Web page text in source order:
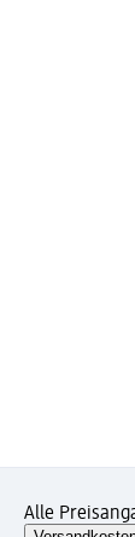
Alle